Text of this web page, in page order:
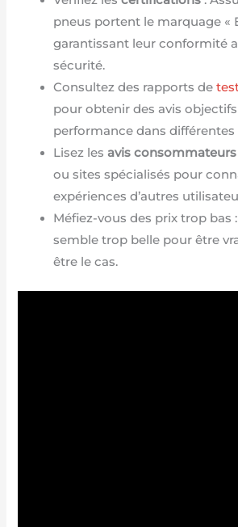
pneus portent le marquage «
garantissant leur conformité
sécurité.
Consultez des rapports de
pour obtenir des avis
performance dans
Lisez lesavis consommateurs
ou sites spécialisés pour
expériences d’autres
Méfiez-vous des prix trop bas
semble trop belle pour être
être le cas.